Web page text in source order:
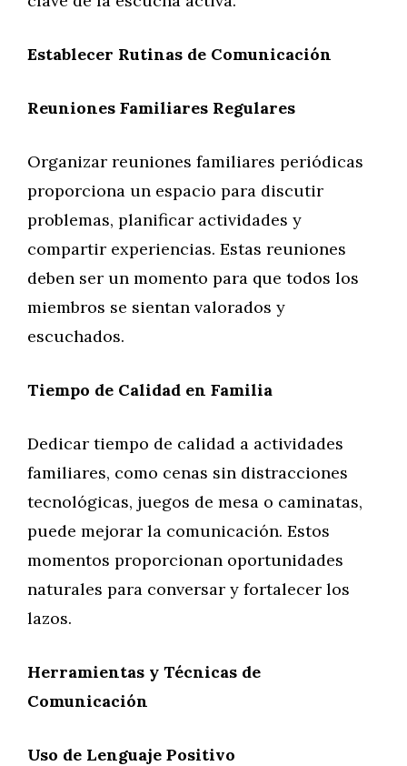
Establecer Rutinas de Comunicación
Reuniones Familiares Regulares
Organizar reuniones familiares periódicas
proporciona un espacio para discutir
problemas, planificar actividades y
compartir experiencias. Estas reuniones
deben ser un momento para que todos los
miembros se sientan valorados y
escuchados.
Tiempo de Calidad en Familia
Dedicar tiempo de calidad a actividades
familiares, como cenas sin distracciones
tecnológicas, juegos de mesa o caminatas,
puede mejorar la comunicación. Estos
momentos proporcionan oportunidades
naturales para conversar y fortalecer los
lazos.
Herramientas y Técnicas de
Comunicación
Uso de Lenguaje Positivo